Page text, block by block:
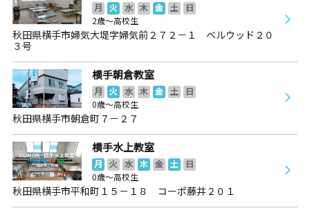
月 火 水 木 金 土
日
2歳～高校生
秋田県横手市婦気大堤字婦気前２７２－１ ベルウッド２０
３号
横手朝倉教室
月 火 水 木 金 土
日
0歳～高校生
秋田県横手市朝倉町７－２７
横手水上教室
月 火 水 木 金 土
日
0歳～高校生
秋田県横手市平和町１５－１８ コーポ藤井２０１